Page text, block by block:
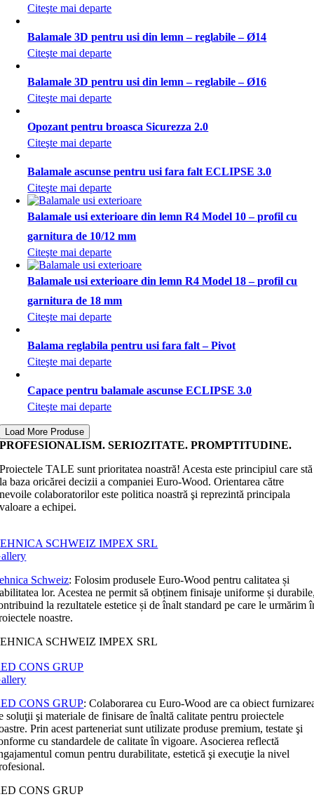
Citeşte mai departe
Balamale 3D pentru usi din lemn – reglabile – Ø14
Citeşte mai departe
Balamale 3D pentru usi din lemn – reglabile – Ø16
Citeşte mai departe
Opozant pentru broasca Sicurezza 2.0
Citeşte mai departe
Balamale ascunse pentru usi fara falt ECLIPSE 3.0
Citeşte mai departe
Balamale usi exterioare din lemn R4 Model 10 – profil cu
garnitura de 10/12 mm
Citeşte mai departe
Balamale usi exterioare din lemn R4 Model 18 – profil cu
garnitura de 18 mm
Citeşte mai departe
Balama reglabila pentru usi fara falt – Pivot
Citeşte mai departe
Capace pentru balamale ascunse ECLIPSE 3.0
Citeşte mai departe
Load More Produse
PROFESIONALISM. SERIOZITATE. PROMPTITUDINE.
Proiectele TALE sunt prioritatea noastră! Acesta este principiul care stă
la baza oricărei decizii a companiei Euro-Wood. Orientarea către
nevoile colaboratorilor este politica noastră şi reprezintă principala
valoare a echipei.
SCHWEIZ IMPEX SRL
Schweiz: Folosim produsele Euro-Wood pentru calitatea și
lor. Acestea ne permit să obținem finisaje uniforme și
la rezultatele estetice și de înalt standard pe care le urmărim
noastre.
SCHWEIZ IMPEX SRL
CONS GRUP
CONS GRUP: Colaborarea cu Euro-Wood are ca obiect
soluţii şi materiale de finisare de înaltă calitate pentru proiectele
Prin acest parteneriat sunt utilizate produse premium, testate şi
cu standardele de calitate în vigoare. Asocierea reflectă
comun pentru durabilitate, estetică şi execuţie la nivel
CONS GRUP